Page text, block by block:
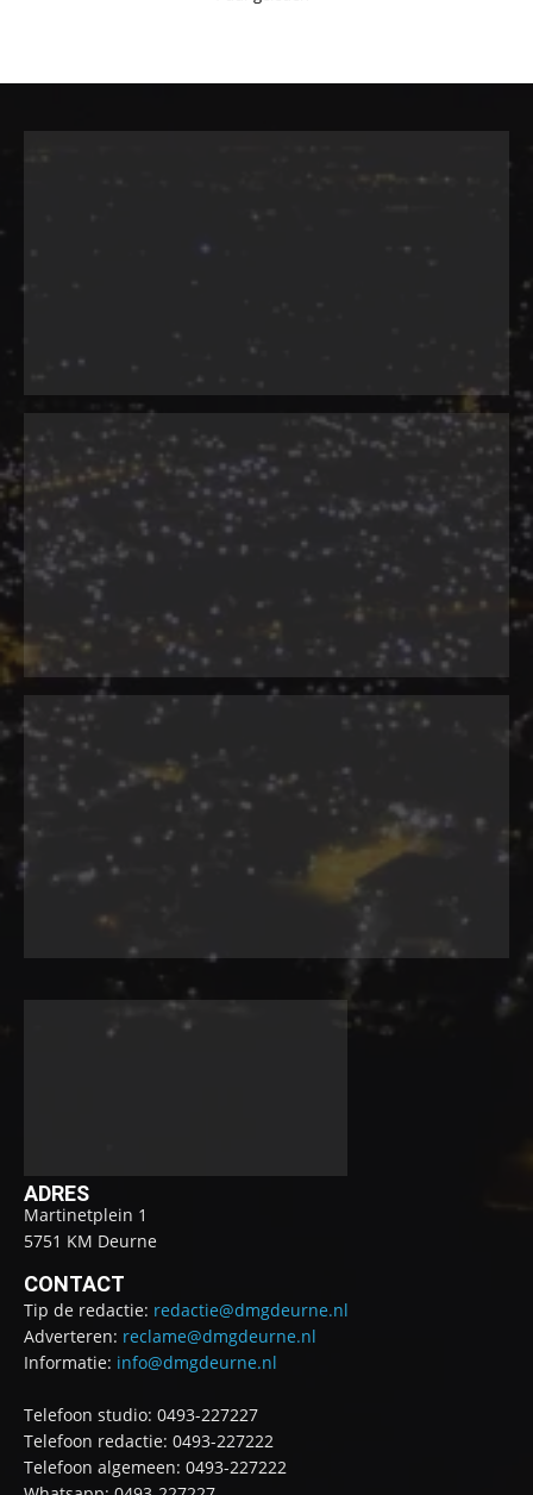
ADRES
Martinetplein 1
5751 KM Deurne
CONTACT
Tip de redactie: redactie@dmgdeurne.nl
Adverteren: reclame@dmgdeurne.nl
Informatie: info@dmgdeurne.nl
Telefoon studio: 0493-227227
Telefoon redactie: 0493-227222
Telefoon algemeen: 0493-227222